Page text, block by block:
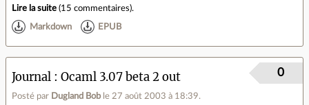
Lire la suite (15 commentaires).
Markdown EPUB
Journal Ocaml 3.07 beta 2 out
Posté par Dugland Bob le 27 août 2003 à 18:39.
0